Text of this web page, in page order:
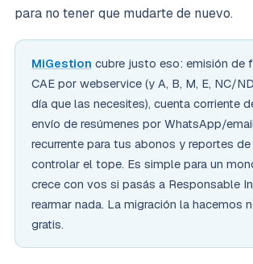
para no tener que mudarte de nuevo.
MiGestion cubre justo eso: emisión de
CAE por webservice (y A, B, M, E, NC/
día que las necesites), cuenta corriente
envío de resúmenes por WhatsApp/
recurrente para tus abonos y reportes
controlar el tope. Es simple para un
crece con vos si pasás a Responsable
rearmar nada. La migración la hacemos
gratis.